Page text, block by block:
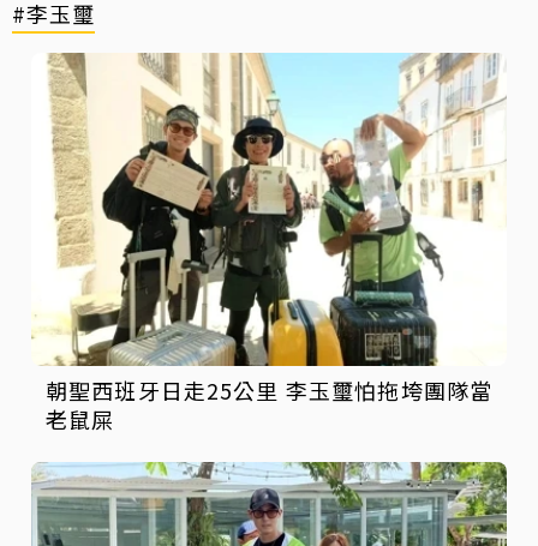
#李玉璽
朝聖西班牙日走25公里 李玉璽怕拖垮團隊當
老鼠屎